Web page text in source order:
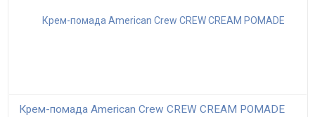
Крем-помада American Crew CREW CREAM POMADE